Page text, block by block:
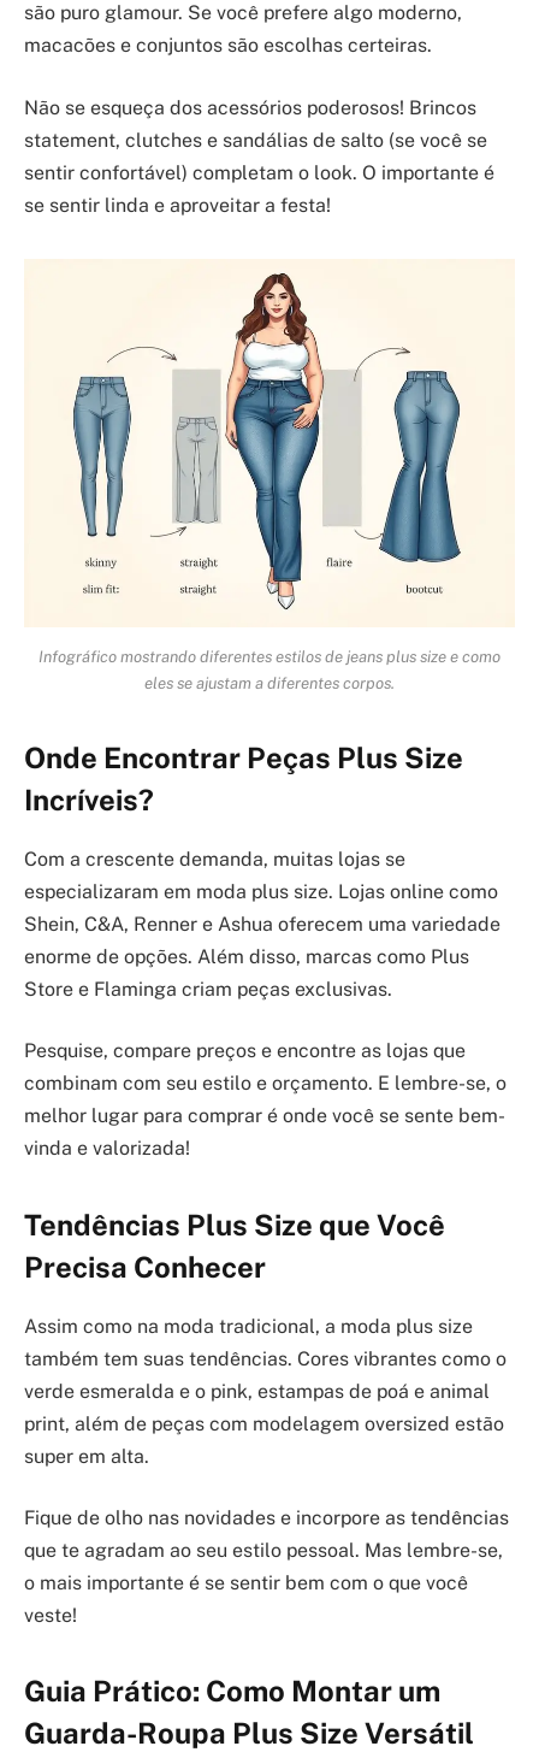
são puro glamour. Se você prefere algo moderno,
macacões e conjuntos são escolhas certeiras.
Não se esqueça dos acessórios poderosos! Brincos
statement, clutches e sandálias de salto (se você se
sentir confortável) completam o look. O importante é
se sentir linda e aproveitar a festa!
Infográfico mostrando diferentes estilos de jeans plus size e como
eles se ajustam a diferentes corpos.
Onde Encontrar Peças Plus Size
Incríveis?
Com a crescente demanda, muitas lojas se
especializaram em moda plus size. Lojas online como
Shein, C&A, Renner e Ashua oferecem uma variedade
enorme de opções. Além disso, marcas como Plus
Store e Flaminga criam peças exclusivas.
Pesquise, compare preços e encontre as lojas que
combinam com seu estilo e orçamento. E lembre-se, o
melhor lugar para comprar é onde você se sente bem-
vinda e valorizada!
Tendências Plus Size que Você
Precisa Conhecer
Assim como na moda tradicional, a moda plus size
também tem suas tendências. Cores vibrantes como o
verde esmeralda e o pink, estampas de poá e animal
print, além de peças com modelagem oversized estão
super em alta.
Fique de olho nas novidades e incorpore as tendências
que te agradam ao seu estilo pessoal. Mas lembre-se,
o mais importante é se sentir bem com o que você
veste!
Guia Prático: Como Montar um
Guarda-Roupa Plus Size Versátil